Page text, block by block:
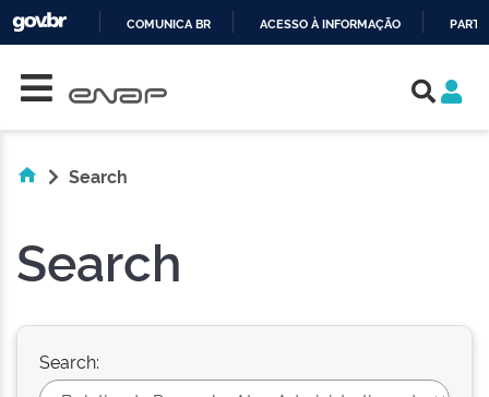
COMUNICA BR ACESSO À INFORMAÇÃO
Search
Search
Search: